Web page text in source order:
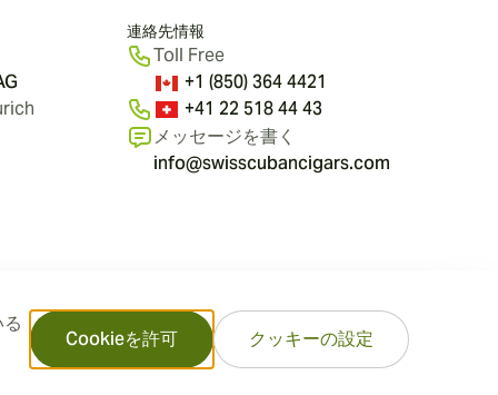
Cookieを許可 クッキーの設定
連絡先情報
Toll Free
+1 (850) 364 4421
+41 22 518 44 43
メッセージを書く
info@swisscubancigars.com